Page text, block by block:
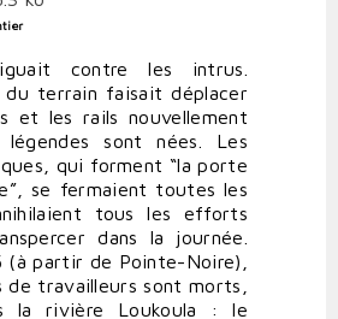
contre les intrus.
du terrain faisait déplacer
et les rails nouvellement
légendes sont nées. Les
qui forment “la porte
se fermaient toutes les
tous les efforts
dans la journée.
(à partir de Pointe-Noire),
de travailleurs sont morts,
la rivière Loukoula : le